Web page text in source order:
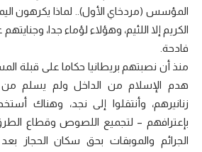
المؤسس (مردخاي الأول).. لماذا يكرهون
الكريم إلا اللئيم، وهؤلاء لؤماء جدا،
فادحة.
منذ أن نصبتهم بريطانيا حكاما على قبلة
هدم الإسلام من الداخل ولم يسلم
زنانيرهم، وأنتقلوا إلى نجد، وهناك
بإعترافهم – لتجميع اللصوص وقطاع
الجرائم والموبقات بحق سكان الحجاز